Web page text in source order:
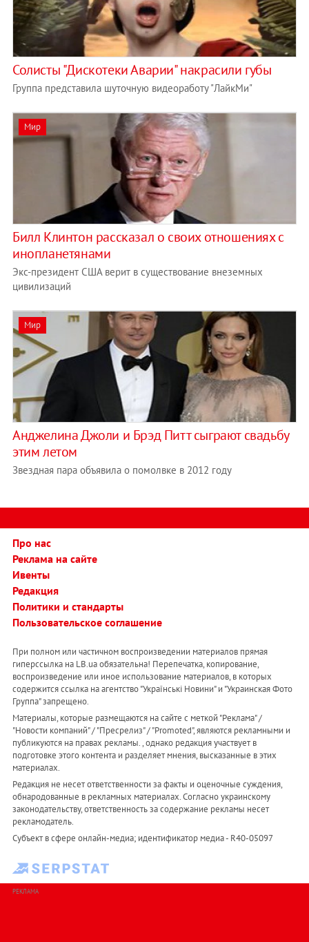
Солисты "Дискотеки Аварии" накрасили губы
Группа представила шуточную видеоработу "ЛайкМи"
Мир
Билл Клинтон рассказал о своих отношениях с
инопланетянами
Экс-президент США верит в существование внеземных
цивилизаций
Мир
Анджелина Джоли и Брэд Питт сыграют свадьбу
этим летом
Звездная пара объявила о помолвке в 2012 году
Про нас
Реклама на сайте
Ивенты
Редакция
Политики и стандарты
Пользовательское соглашение
При полном или частичном воспроизведении материалов прямая
гиперссылка на LB.ua обязательна! Перепечатка, копирование,
воспроизведение или иное использование материалов, в которых
содержится ссылка на агентство "Українськi Новини" и "Украинская Фото
Группа" запрещено.
Материалы, которые размещаются на сайте с меткой "Реклама" /
"Новости компаний" / "Пресрелиз" / "Promoted", являются рекламными и
публикуются на правах рекламы. , однако редакция участвует в
подготовке этого контента и разделяет мнения, высказанные в этих
материалах.
Редакция не несет ответственности за факты и оценочные суждения,
обнародованные в рекламных материалах. Согласно украинскому
законодательству, ответственность за содержание рекламы несет
рекламодатель.
Субъект в сфере онлайн-медиа; идентификатор медиа - R40-05097
РЕКЛАМА